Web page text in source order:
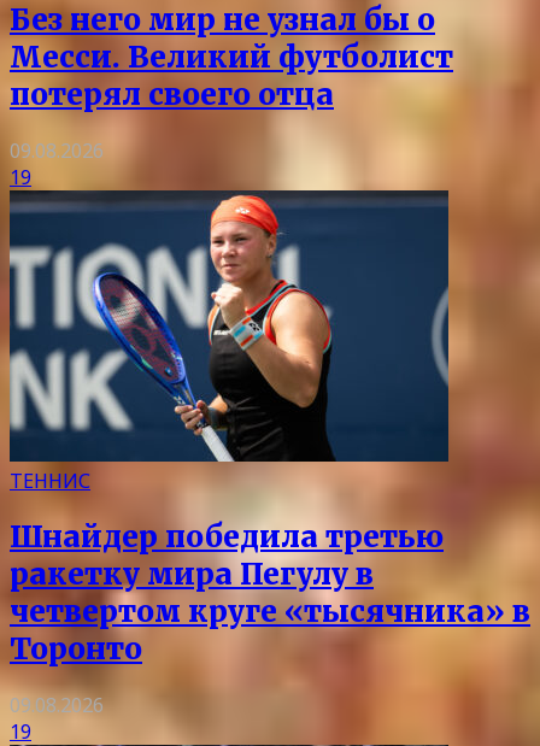
Без него мир не узнал бы о
Месси. Великий футболист
потерял своего отца
09.08.2026
19
ТЕННИС
Шнайдер победила третью
ракетку мира Пегулу в
четвертом круге «тысячника» в
Торонто
09.08.2026
19